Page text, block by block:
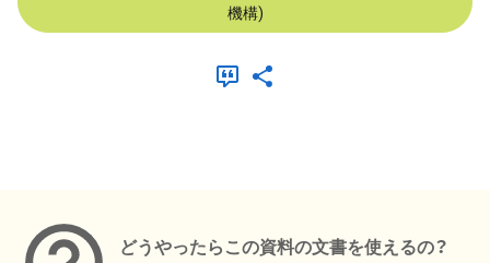
機構)
どうやったらこの資料の文書を使えるの？